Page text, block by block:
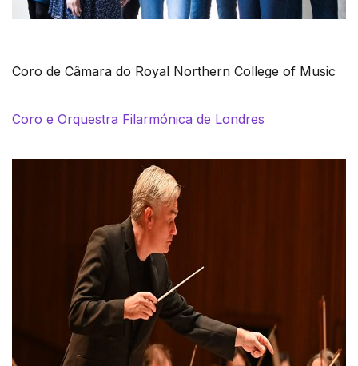
Coro de Câmara do Royal Northern College of Music
Coro e Orquestra Filarmónica de Londres